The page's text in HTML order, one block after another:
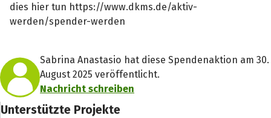
dies hier tun https://www.dkms.de/aktiv-
werden/spender-werden
Sabrina Anastasio hat diese Spendenaktion am 30.
August 2025 veröffentlicht.
Nachricht schreiben
Unterstützte Projekte